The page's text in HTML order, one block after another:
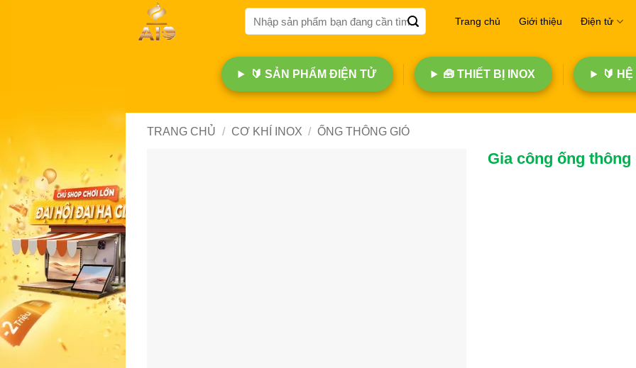
qua
nội
Tìm
kiếm:
Trang chủ Giới thiệu Điện tử
🔰 SẢN PHẨM ĐIỆN TỬ 🧰 THIẾT BỊ INOX 🔰
TRANG CHỦ / CƠ KHÍ INOX / ỐNG THÔNG GIÓ
Gia công ống thông